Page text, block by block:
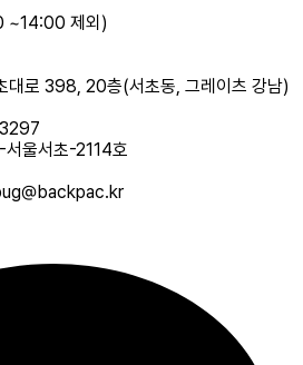
~14:00 제외)
대로 398, 20층(서초동, 그레이츠 강남)
울서초-2114호